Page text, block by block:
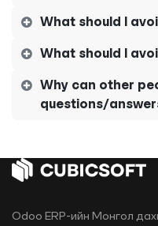
What should I
What should I
Why can other
questions/
Odoo ERP-ийн Монгол